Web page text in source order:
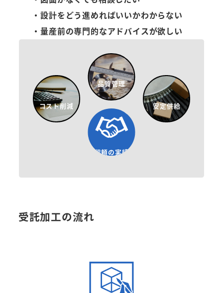
・設計をどう進めればいいかわからない
・量産前の専門的なアドバイスが欲しい
品質管理
安定供給
コスト削減
信頼の実績
受託加工の流れ